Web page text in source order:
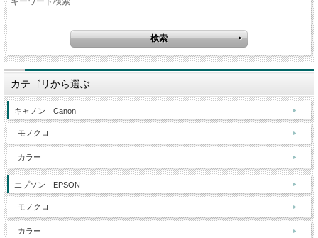
カテゴリから選ぶ
キャノン Canon
モノクロ
カラー
エプソン EPSON
モノクロ
カラー